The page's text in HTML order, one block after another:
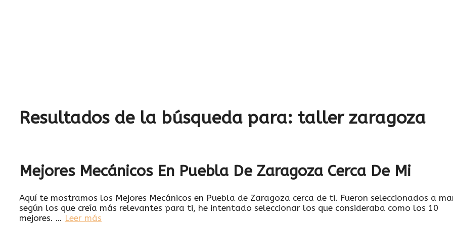
Resultados de la búsqueda para: taller zaragoza
Mejores Mecánicos En Puebla De Zaragoza Cerca De Mi
Aquí te mostramos los Mejores Mecánicos en Puebla de Zaragoza cerca de ti. Fueron seleccionados a
según los que creía más relevantes para ti, he intentado seleccionar los que consideraba como los 10
mejores. … Leer más